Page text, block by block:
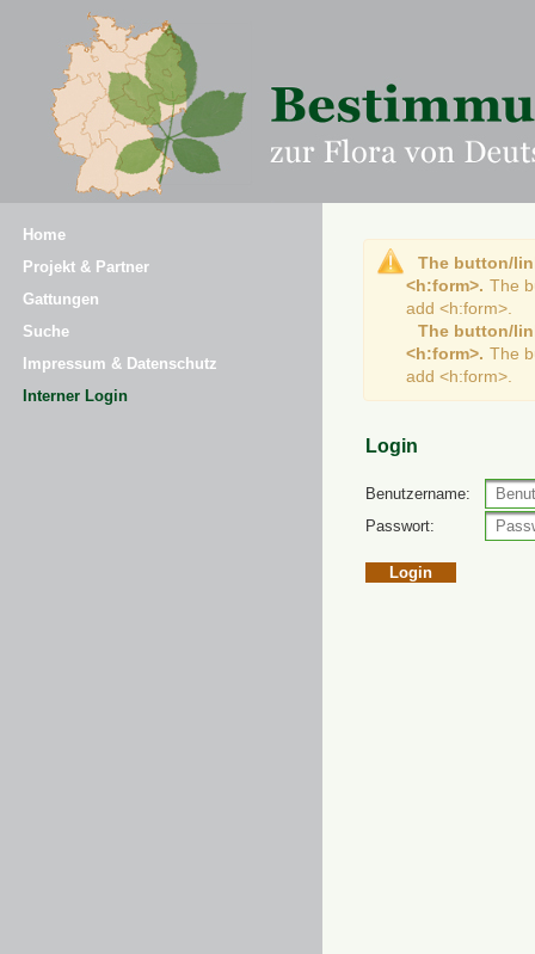
Home
Projekt & Partner
Gattungen
Suche
Impressum & Datenschutz
Interner Login
The button/
<h:form>. The
add <h:form>.
The button/
<h:form>. The
add <h:form>.
Login
Benutzername:
Passwort: